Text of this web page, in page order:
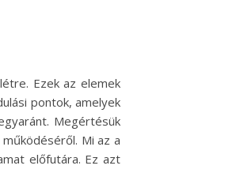
Ezek az elemek
pontok, amelyek
Megértésük
Mi az a
előfutára. Ez azt